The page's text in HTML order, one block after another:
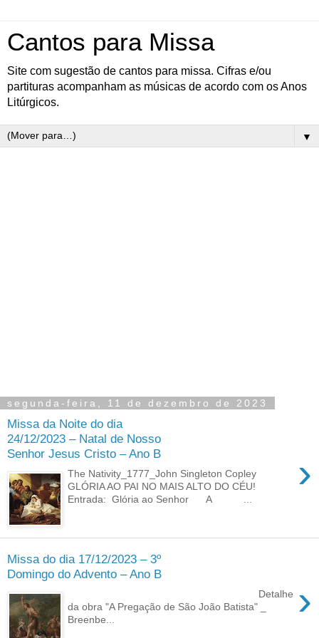
Cantos para Missa
Site com sugestão de cantos para missa. Cifras e/ou
partituras acompanham as músicas de acordo com os Anos
Litúrgicos.
▼
segunda-feira, 11 de dezembro de 2023
Missa da Noite do dia
24/12/2023 – Natal de Nosso
Senhor Jesus Cristo – Ano B
›
The Nativity_1777_John Singleton Copley
GLÓRIA AO PAI NO MAIS ALTO DO CÉU!
Entrada: Glória ao Senhor A ...
Missa do dia 17/12/2023 – 3º
Domingo do Advento – Ano B
›
Detalhe
da obra "A Pregação de São João Batista" _
Breenbe...